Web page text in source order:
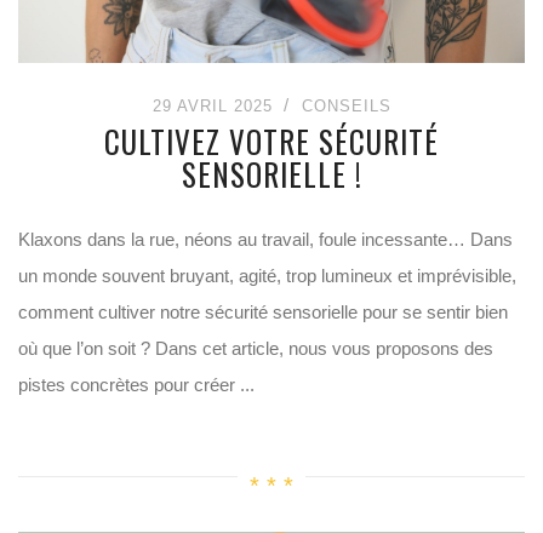
29 AVRIL 2025 CONSEILS
CULTIVEZ VOTRE SÉCURITÉ
SENSORIELLE !
Klaxons dans la rue, néons au travail, foule incessante… Dans
un monde souvent bruyant, agité, trop lumineux et imprévisible,
comment cultiver notre sécurité sensorielle pour se sentir bien
où que l’on soit ? Dans cet article, nous vous proposons des
pistes concrètes pour créer ...